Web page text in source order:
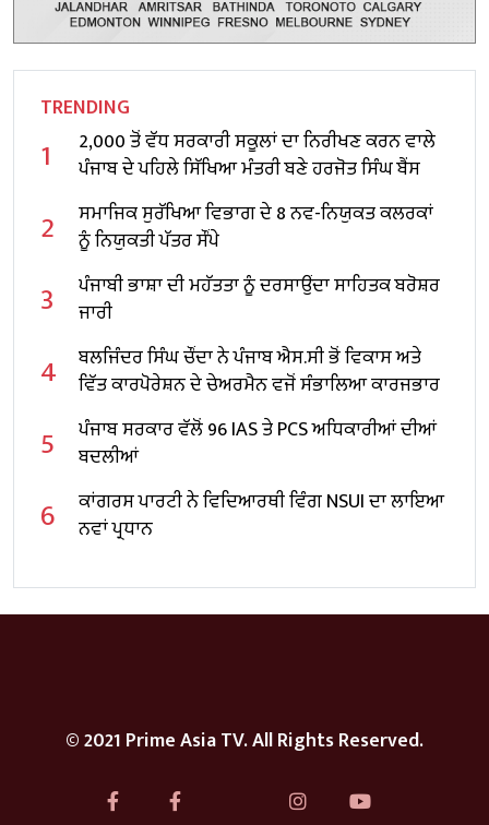
TRENDING
1
2,000 ਤੋਂ ਵੱਧ ਸਰਕਾਰੀ ਸਕੂਲਾਂ ਦਾ ਨਿਰੀਖਣ ਕਰਨ ਵਾਲੇ
ਪੰਜਾਬ ਦੇ ਪਹਿਲੇ ਸਿੱਖਿਆ ਮੰਤਰੀ ਬਣੇ ਹਰਜੋਤ ਸਿੰਘ ਬੈਂਸ
2
ਸਮਾਜਿਕ ਸੁਰੱਖਿਆ ਵਿਭਾਗ ਦੇ 8 ਨਵ-ਨਿਯੁਕਤ ਕਲਰਕਾਂ
ਨੂੰ ਨਿਯੁਕਤੀ ਪੱਤਰ ਸੌਂਪੇ
3
ਪੰਜਾਬੀ ਭਾਸ਼ਾ ਦੀ ਮਹੱਤਤਾ ਨੂੰ ਦਰਸਾਉਂਦਾ ਸਾਹਿਤਕ ਬਰੋਸ਼ਰ
ਜਾਰੀ
4
ਬਲਜਿੰਦਰ ਸਿੰਘ ਚੌਂਦਾ ਨੇ ਪੰਜਾਬ ਐਸ.ਸੀ ਭੋਂ ਵਿਕਾਸ ਅਤੇ
ਵਿੱਤ ਕਾਰਪੋਰੇਸ਼ਨ ਦੇ ਚੇਅਰਮੈਨ ਵਜੋਂ ਸੰਭਾਲਿਆ ਕਾਰਜਭਾਰ
5
ਪੰਜਾਬ ਸਰਕਾਰ ਵੱਲੋਂ 96 IAS ਤੇ PCS ਅਧਿਕਾਰੀਆਂ ਦੀਆਂ
ਬਦਲੀਆਂ
6
ਕਾਂਗਰਸ ਪਾਰਟੀ ਨੇ ਵਿਦਿਆਰਥੀ ਵਿੰਗ NSUI ਦਾ ਲਾਇਆ
ਨਵਾਂ ਪ੍ਰਧਾਨ
© 2021 Prime Asia TV. All Rights Reserved.